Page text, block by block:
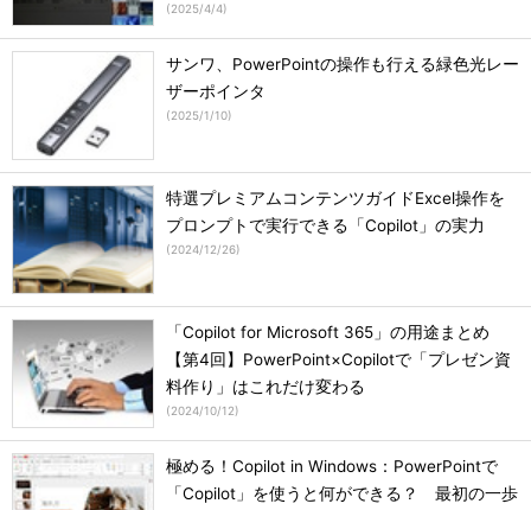
(2025/4/4)
サンワ、PowerPointの操作も行える緑色光レー
ザーポインタ
(2025/1/10)
特選プレミアムコンテンツガイドExcel操作を
プロンプトで実行できる「Copilot」の実力
(2024/12/26)
「Copilot for Microsoft 365」の用途まとめ
【第4回】PowerPoint×Copilotで「プレゼン資
料作り」はこれだけ変わる
(2024/10/12)
極める！Copilot in Windows：PowerPointで
「Copilot」を使うと何ができる？ 最初の一歩